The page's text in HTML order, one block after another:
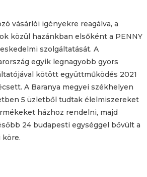
vásárlói igényekre reagálva, a
közül hazánkban elsőként a PENNY
szolgáltatását. A
egyik legnagyobb gyors
kötött együttműködés 2021
A Baranya megyei székhelyen
5 üzletből tudtak élelmiszereket
házhoz rendelni, majd
24 budapesti egységgel bővült a
köre.